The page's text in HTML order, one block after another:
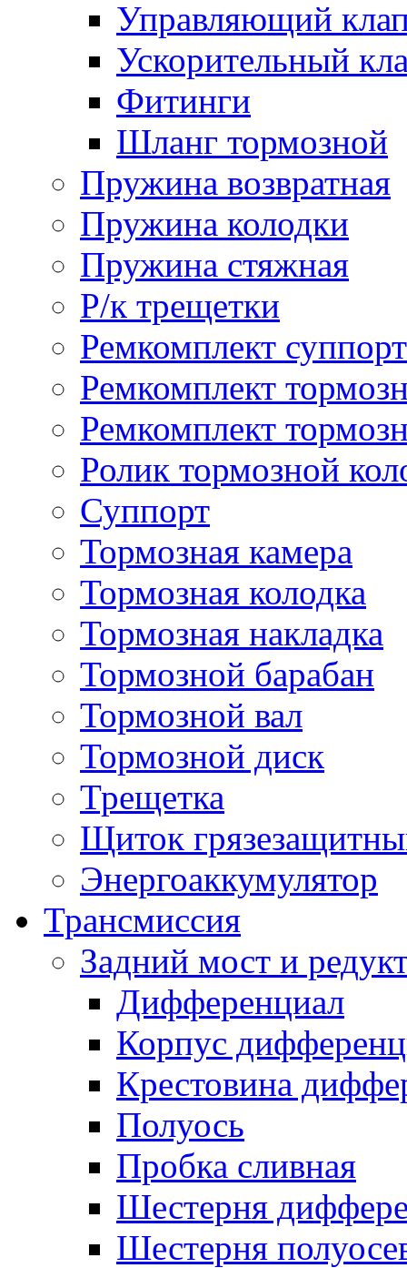
Управляющий
Ускорительный
Фитинги
Шланг тормозной
Пружина возвратная
Пружина колодки
Пружина стяжная
Р/к трещетки
Ремкомплект
Ремкомплект
Ремкомплект
Ролик тормозной
Суппорт
Тормозная камера
Тормозная колодка
Тормозная накладка
Тормозной барабан
Тормозной вал
Тормозной диск
Трещетка
Щиток
Энергоаккумулятор
Трансмиссия
Задний мост и
Дифференциал
Корпус
Крестовина
Полуось
Пробка сливная
Шестерня
Шестерня